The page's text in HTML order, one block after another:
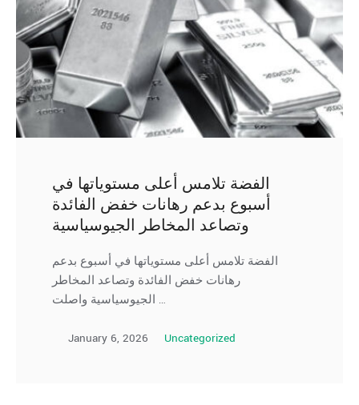
الفضة تلامس أعلى مستوياتها في
أسبوع بدعم رهانات خفض الفائدة
وتصاعد المخاطر الجيوسياسية
الفضة تلامس أعلى مستوياتها في أسبوع بدعم
رهانات خفض الفائدة وتصاعد المخاطر
الجيوسياسية واصلت …
January 6, 2026 Uncategorized